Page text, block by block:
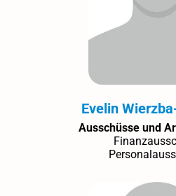
Evelin
Ausschüsse und